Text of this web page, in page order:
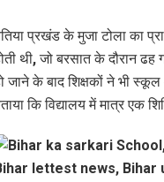
प्रखंड के मुजा टोला का
थी, जो बरसात के दौरान
जाने के बाद शिक्षकों ने भी
कि विद्यालय में मात्र एक